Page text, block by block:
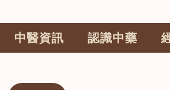
中醫資訊 認識中藥